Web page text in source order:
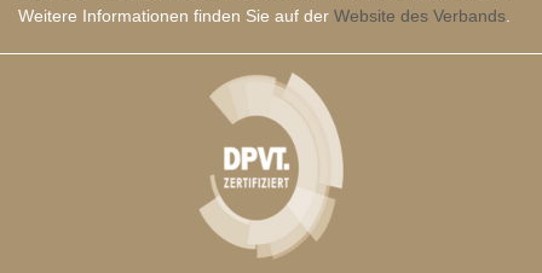
Weitere Informationen finden Sie auf der Website des Verbands